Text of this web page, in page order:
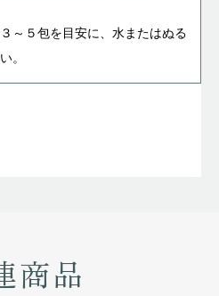
～５包を目安に、水またはぬる
。
商品